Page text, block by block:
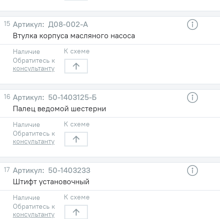
15
Д08-002-А
Втулка корпуса масляного насоса
Наличие
Обратитесь к
консультанту
К схеме
16
50-1403125-Б
Палец ведомой шестерни
Наличие
Обратитесь к
консультанту
К схеме
17
50-1403233
Штифт установочный
Наличие
Обратитесь к
консультанту
К схеме